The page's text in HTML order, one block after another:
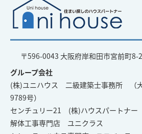
〒596-0043 大阪府岸和田市宮前町8-
グループ会社
(株)ユニハウス 二級建築士事務所 （
9789号）
センチュリー21 (株)ハウスパートナー
解体工事専門店 ユニクラス